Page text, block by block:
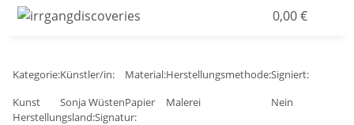
0,00 €
Kategorie:
Kunst
Künstler/in:
Sonja Wüsten
Material:
Papier
Herstellungsmethode:
Malerei
Signiert:
Nein
Herstellungsland:Signatur: